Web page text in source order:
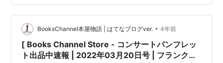
BooksChannel本屋物語 | はてなブログver. • 4年前
[ Books Channel Store - コンサートパンフレッ
ト出品中速報 | 2022年03月20日号 | フランク永